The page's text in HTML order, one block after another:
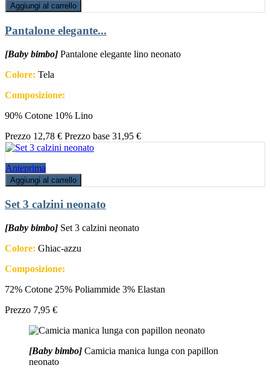
Aggiungi al carrello
Pantalone elegante...
[Baby bimbo] Pantalone elegante lino neonato
Colore: Tela
Composizione:
90% Cotone 10% Lino
Prezzo 12,78 € Prezzo base 31,95 €
Anteprima
Aggiungi al carrello
Set 3 calzini neonato
[Baby bimbo] Set 3 calzini neonato
Colore: Ghiac-azzu
Composizione:
72% Cotone 25% Poliammide 3% Elastan
Prezzo 7,95 €
[Baby bimbo] Camicia manica lunga con papillon
neonato